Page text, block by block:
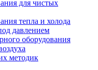
для чистых
тепла и холода
давлением
оборудования
методик